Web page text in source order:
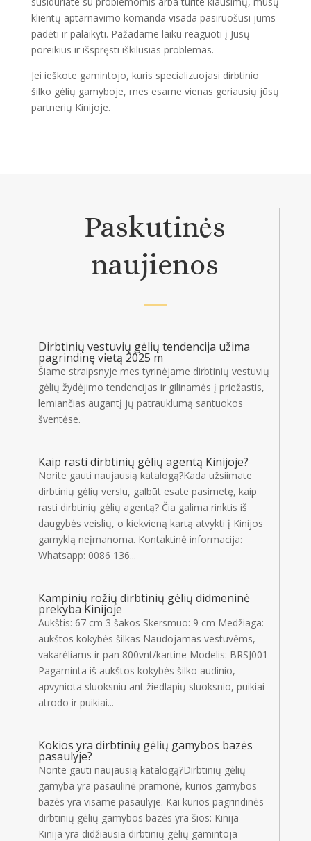
klientų aptarnavimo komanda visada pasiruošusi jums
padėti ir palaikyti. Pažadame laiku reaguoti į Jūsų
poreikius ir išspręsti iškilusias problemas.
Jei ieškote gamintojo, kuris specializuojasi dirbtinio
šilko gėlių gamyboje, mes esame vienas geriausių jūsų
partnerių Kinijoje.
Paskutinės
naujienos
Dirbtinių vestuvių gėlių tendencija užima
pagrindinę vietą 2025 m
Šiame straipsnyje mes tyrinėjame dirbtinių vestuvių
gėlių žydėjimo tendencijas ir gilinamės į priežastis,
lemiančias augantį jų patrauklumą santuokos
šventėse.
Kaip rasti dirbtinių gėlių agentą Kinijoje?
Norite gauti naujausią katalogą?Kada užsiimate
dirbtinių gėlių verslu, galbūt esate pasimetę, kaip
rasti dirbtinių gėlių agentą? Čia galima rinktis iš
daugybės veislių, o kiekvieną kartą atvykti į Kinijos
gamyklą neįmanoma. Kontaktinė informacija:
Whatsapp: 0086 136...
Kampinių rožių dirbtinių gėlių didmeninė
prekyba Kinijoje
Aukštis: 67 cm 3 šakos Skersmuo: 9 cm Medžiaga:
aukštos kokybės šilkas Naudojamas vestuvėms,
vakarėliams ir pan 800vnt/kartine Modelis: BRSJ001
Pagaminta iš aukštos kokybės šilko audinio,
apvyniota sluoksniu ant žiedlapių sluoksnio, puikiai
atrodo ir puikiai...
Kokios yra dirbtinių gėlių gamybos bazės
pasaulyje?
Norite gauti naujausią katalogą?Dirbtinių gėlių
gamyba yra pasaulinė pramonė, kurios gamybos
bazės yra visame pasaulyje. Kai kurios pagrindinės
dirbtinių gėlių gamybos bazės yra šios: Kinija –
Kinija yra didžiausia dirbtinių gėlių gamintoja